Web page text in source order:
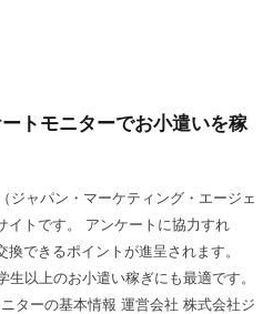
トモニターでお小遣いを稼
ジャパン・マーケティング・エージェ
イトです。 アンケートに協力すれ
できるポイントが進呈されます。
以上のお小遣い稼ぎにも最適です。
ターの基本情報 運営会社 株式会社ジ